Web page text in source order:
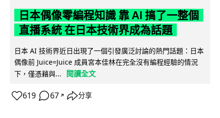
日本偶像零編程知識 靠 AI 搞了一整個
直播系統 在日本技術界成為話題
日本 AI 技術界近日出現了一個引發廣泛討論的熱門話題：日本
偶像前 Juice=Juice 成員宮本佳林在完全沒有編程經驗的情況
下，僅憑藉與...
閱讀全文
619 67 ↗ 分享